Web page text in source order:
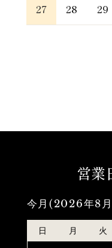
27 28 29
営業
今月(2026年8
日 月 火